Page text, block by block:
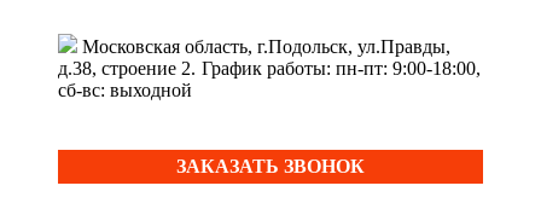
Московская область, г.Подольск, ул.Правды,
д.38, строение 2. График работы: пн-пт: 9:00-18:00,
сб-вс: выходной
ЗАКАЗАТЬ ЗВОНОК